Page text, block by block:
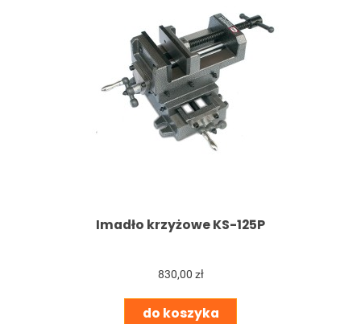
Imadło krzyżowe KS-125P
830,00 zł
do koszyka